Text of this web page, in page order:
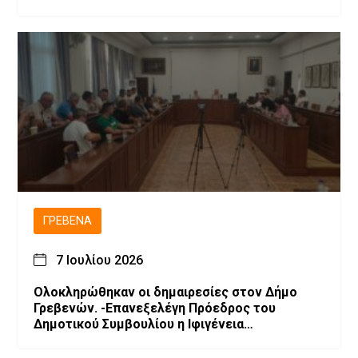
ΓΡΕΒΕΝΆ
7 Ιουλίου 2026
Ολοκληρώθηκαν οι δημαιρεσίες στον Δήμο
Γρεβενών. -Επανεξελέγη Πρόεδρος του
Δημοτικού Συμβουλίου η Ιφιγένεια